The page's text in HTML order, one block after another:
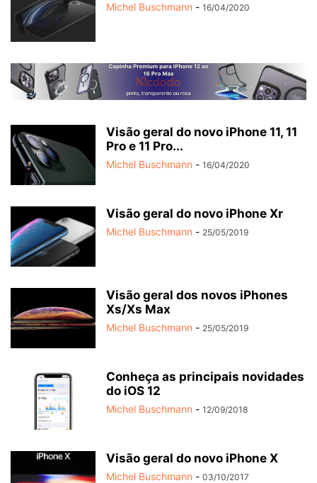
Michel Buschmann - 16/04/2020
Visão geral do novo iPhone 11, 11
Pro e 11 Pro...
Michel Buschmann - 16/04/2020
Visão geral do novo iPhone Xr
Michel Buschmann - 25/05/2019
Visão geral dos novos iPhones
Xs/Xs Max
Michel Buschmann - 25/05/2019
Conheça as principais novidades
do iOS 12
Michel Buschmann - 12/09/2018
Visão geral do novo iPhone X
Michel Buschmann - 03/10/2017